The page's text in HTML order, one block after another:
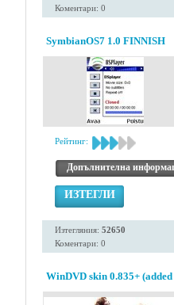
Коментари: 0
SymbianOS7 1.0 FINNISH
Рейтинг:
Допълнителна
ИЗТЕГЛИ
Изтегляния: 52650
Коментари: 0
WinDVD skin 0.835+